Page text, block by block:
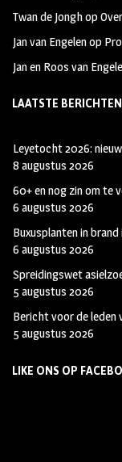
Twan de Jonghop
Jan van Engelenop
Jan en Roos van
LAATSTE BERICHTEN
Leyetocht 2026:
8 augustus 2026
60+ en nog zin om te
6 augustus 2026
Buxusplanten in
6 augustus 2026
Spreidingswet
5 augustus 2026
Bericht voor de leden
5 augustus 2026
LIKE ONS OP